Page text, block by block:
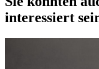
interessiert